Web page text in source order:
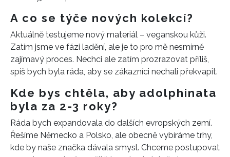
Přihlášením k newsletteru souhlasíte sObchodními
podmínkami společnosti BurdaMedia Extra s.r.o.
potvrzujete, že jste se seznámili seZásadami
ochrany soukromí - BurdaMedia Extra s.r.o. bude s
vyhodnocení akce a zasílání novinek.
Chcete navíc dostávat i další zajímavé a exkluzivní
informace od našich partnerů? Pokud souhlasíte se
zpracováním údajů k tomuto účelu podleZásad ochrany
soukromí BurdaMedia Extra s.r.o., zaškrtněte toto pole.
A co se týče nových kolekcí?
Aktuálně testujeme nový materiál – veganskou kůži.
Zatím jsme ve fázi ladění, ale je to pro mě nesmírně
zajímavý proces. Nechci ale zatím prozrazovat příliš,
spíš bych byla ráda, aby se zákazníci nechali překvapit.
Kde bys chtěla, aby adolphinata
byla za 2-3 roky?
Ráda bych expandovala do dalších evropských zemí.
Řešíme Německo a Polsko, ale obecně vybíráme trhy,
kde by naše značka dávala smysl. Chceme postupovat